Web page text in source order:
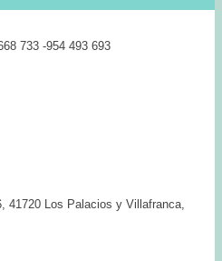
733 -954 493 693
41720 Los Palacios y Villafranca,